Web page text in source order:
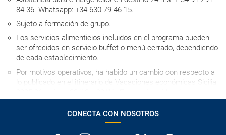
84 36. Whatsapp: +34 630 79 46 15.
Sujeto a formación de grupo.
Los servicios alimenticios incluidos en el programa pueden
ser ofrecidos en servicio buffet o menú cerrado, dependiendo
de cada establecimiento.
Por motivos operativos, ha habido un cambio con respecto a
lo publicado en el itinerario de Vacaciones económicas Sicilia
incluidas ahora son 155 € por persona.
CONECTA CON NOSOTROS